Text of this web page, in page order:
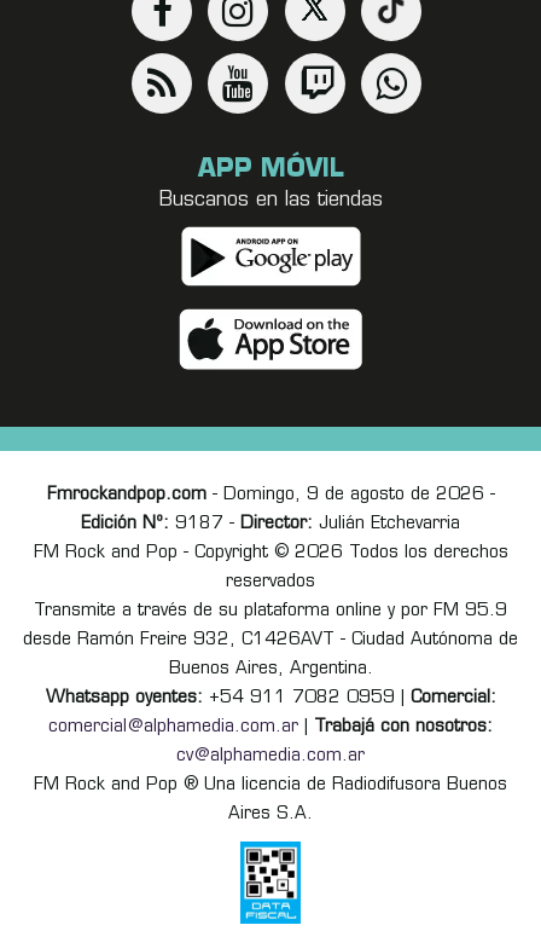
APP MÓVIL
Buscanos en las tiendas
Fmrockandpop.com- Domingo, 9 de agosto de 2026 -
Edición Nº: 9187 - Director: Julián Etchevarria
FM Rock and Pop - Copyright © 2026 Todos los derechos
reservados
Transmite a través de su plataforma online y por FM 95.9
desde Ramón Freire 932, C1426AVT - Ciudad Autónoma de
Buenos Aires, Argentina.
Whatsapp oyentes: +54 911 7082 0959 | Comercial:
comercial@alphamedia.com.ar
Trabajá con nosotros:
cv@alphamedia.com.ar
FM Rock and Pop ® Una licencia de Radiodifusora Buenos
Aires S.A.